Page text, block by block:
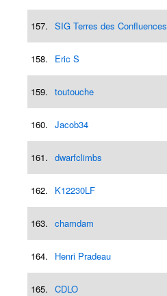
157. SIG Terres des Confluences
158. Eric S
159. toutouche
160. Jacob34
161. dwarfclimbs
162. K12230LF
163. chamdam
164. Henri Pradeau
165. CDLO